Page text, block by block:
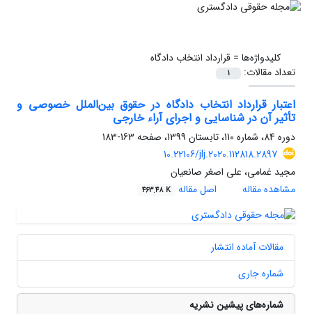
کلیدواژه‌ها =قرارداد انتخاب دادگاه
تعداد مقالات:
1
اعتبار قرارداد انتخاب دادگاه در حقوق بین‌الملل خصوصی و
تأثیر آن در شناسایی و اجرای آراء خارجی
دوره 84، شماره 110، تابستان 1399، صفحه
163-183
10.22106/jlj.2020.112818.2897
مجید غمامی، علی اصغر صانعیان
مشاهده مقاله
اصل مقاله 463.48 K
مقالات آماده انتشار
شماره جاری
شماره‌های پیشین نشریه